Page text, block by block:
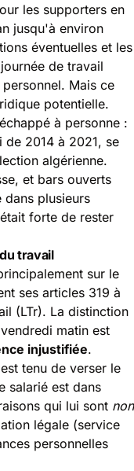
les supporters en
jusqu'à environ
éventuelles et les
de travail
Mais ce
potentielle.
à personne :
2014 à 2021, se
algérienne.
et bars ouverts
plusieurs
forte de rester
travail
sur le
ses articles 319 à
(LTr). La distinction
matin est
injustifiée.
tenu de verser le
salarié est dans
qui lui sont non
légale (service
personnelles